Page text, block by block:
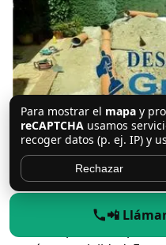
Hablar de precios sin
📲
Para mostrar el mapa y
reCAPTCHA usamos
recoger datos (p. ej. IP) y
Rechazar